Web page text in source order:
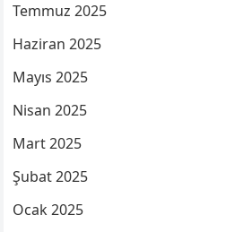
Temmuz 2025
Haziran 2025
Mayıs 2025
Nisan 2025
Mart 2025
Şubat 2025
Ocak 2025